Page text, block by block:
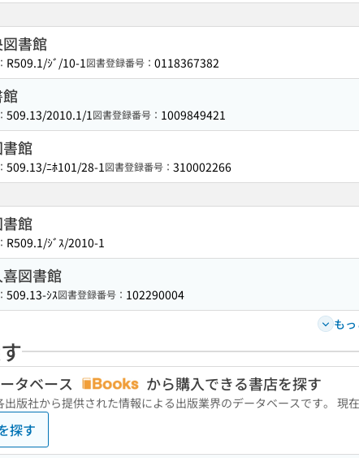
書館
R509.1/ｼﾞ/10-1図書登録番号： 0118367382
509.13/2010.1/1図書登録番号： 1009849421
館
509.13/ﾆﾎ101/28-1図書登録番号： 310002266
館
R509.1/ｼﾞｽ/2010-1
図書館
509.13-ｼｽ図書登録番号： 102290004
もっ
タベース から購入できる書店を探す
出版社から提供された情報による出版業界のデータベースです。 現
探す